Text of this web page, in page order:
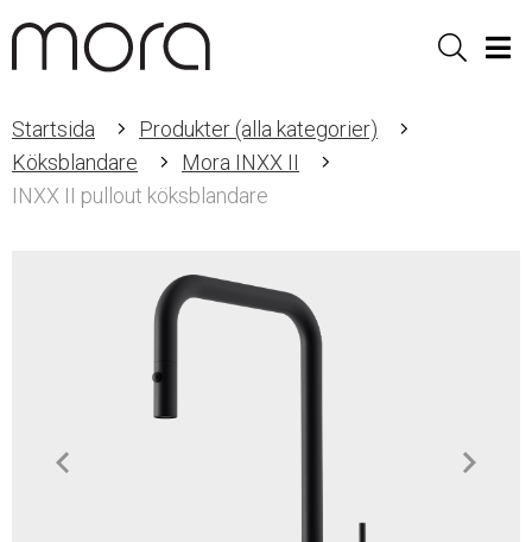
Sök
Startsida
Produkter (alla kategorier)
Köksblandare
Mora INXX II
INXX II pullout köksblandare